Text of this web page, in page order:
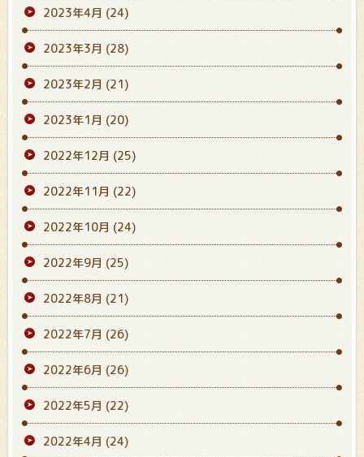
2023年4月 (24)
2023年3月 (28)
2023年2月 (21)
2023年1月 (20)
2022年12月 (25)
2022年11月 (22)
2022年10月 (24)
2022年9月 (25)
2022年8月 (21)
2022年7月 (26)
2022年6月 (26)
2022年5月 (22)
2022年4月 (24)